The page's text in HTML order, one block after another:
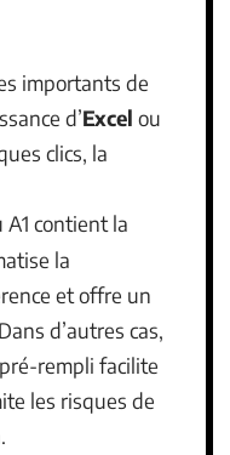
importants de
d’Excel ou
clics, la
A1 contient la
la
et offre un
d’autres cas,
pré-rempli facilite
les risques de